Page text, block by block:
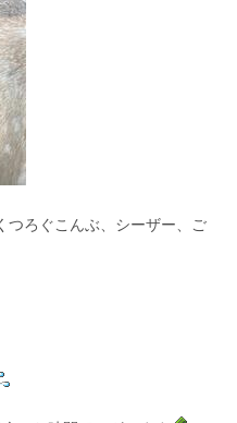
つろぐこんぶ、シーザー、ご